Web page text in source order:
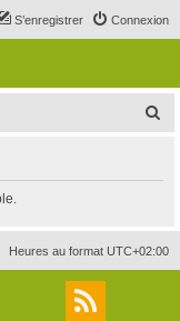
Connexion
S’enregistrer
r
c
Heures au format UTC+02:00